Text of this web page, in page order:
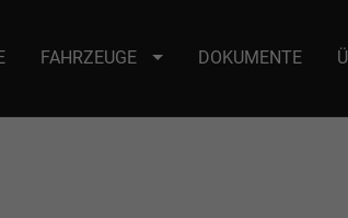
Host Name : selector2._domainkey
FAHRZEUGE DOKUMENTE